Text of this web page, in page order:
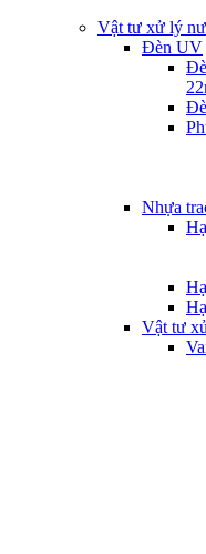
Vật tư xử lý
Đèn UV
Nhựa
Vật tư